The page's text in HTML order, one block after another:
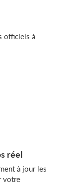
officiels à
réel
à jour les
votre